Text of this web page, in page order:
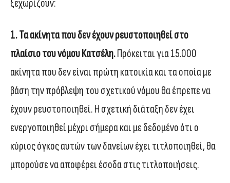
ξεχωρίζουν:
1. Τα ακίνητα που δεν έχουν ρευστοποιηθεί στο
πλαίσιο του νόμου Κατσέλη.Πρόκειται για 15.000
ακίνητα που δεν είναι πρώτη κατοικία και τα οποία με
βάση την πρόβλεψη του σχετικού νόμου θα έπρεπε να
έχουν ρευστοποιηθεί. Η σχετική διάταξη δεν έχει
ενεργοποιηθεί μέχρι σήμερα και με δεδομένο ότι ο
κύριος όγκος αυτών των δανείων έχει τιτλοποιηθεί, θα
μπορούσε να αποφέρει έσοδα στις τιτλοποιήσεις.